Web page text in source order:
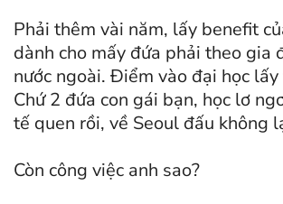
Phải thêm vài năm, lấy benefit
dành cho mấy đứa phải theo gia
nước ngoài. Điểm vào đại học
Chứ 2 đứa con gái bạn, học lơ
tế quen rồi, về Seoul đấu không
Còn công việc anh sao?